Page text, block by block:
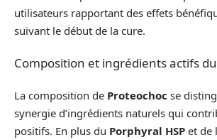
utilisateurs rapportant des effets
suivant le début de la cure.
Composition et ingrédients actifs
La composition de Proteochoc se
synergie d’ingrédients naturels qui
positifs. En plus du Porphyral HSP et de